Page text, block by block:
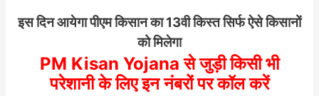
इस दिन आयेगा पीएम किसान का 13वी किस्त सिर्फ ऐसे किसानों
को मिलेगा
PM Kisan Yojana से जुड़ी किसी भी
परेशानी के लिए इन नंबरों पर कॉल करें